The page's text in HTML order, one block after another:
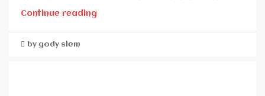
Continue reading
by gody slem